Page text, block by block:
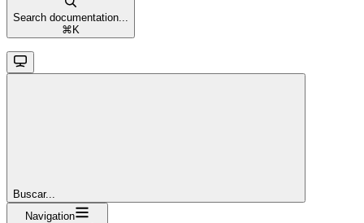
Search documentation...
⌘ K
Buscar...
Navigation